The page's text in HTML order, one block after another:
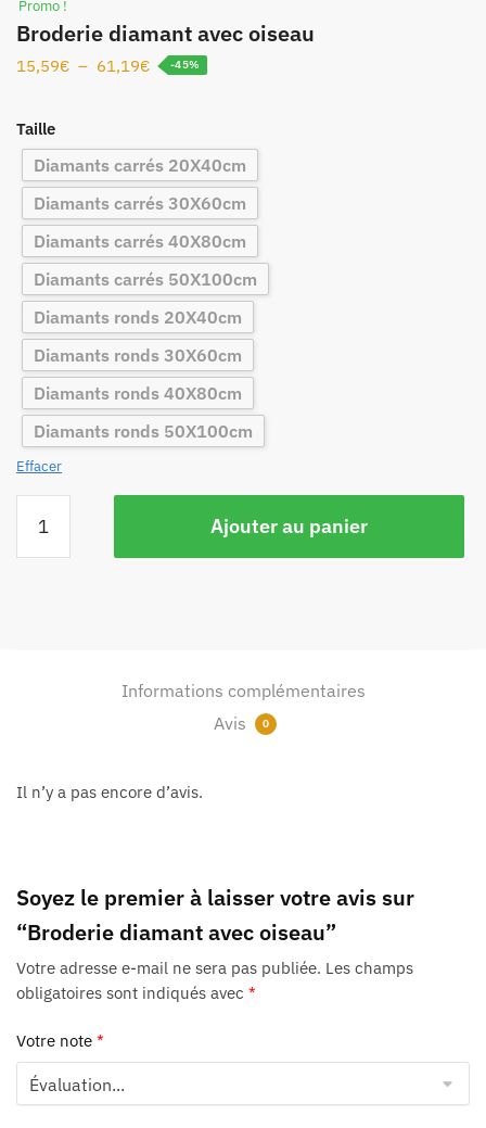
Promo !
Broderie diamant avec oiseau
15,59€ – 61,19€ -45%
Taille
Diamants carrés 20X40cm
Diamants carrés 30X60cm
Diamants carrés 40X80cm
Diamants carrés 50X100cm
Diamants ronds 20X40cm
Diamants ronds 30X60cm
Diamants ronds 40X80cm
Diamants ronds 50X100cm
Effacer
Ajouter au panier
Informations complémentaires
Avis
0
Il n’y a pas encore d’avis.
Soyez le premier à laisser votre avis sur
“Broderie diamant avec oiseau”
Votre adresse e-mail ne sera pas publiée. Les champs
obligatoires sont indiqués avec *
Votre note *